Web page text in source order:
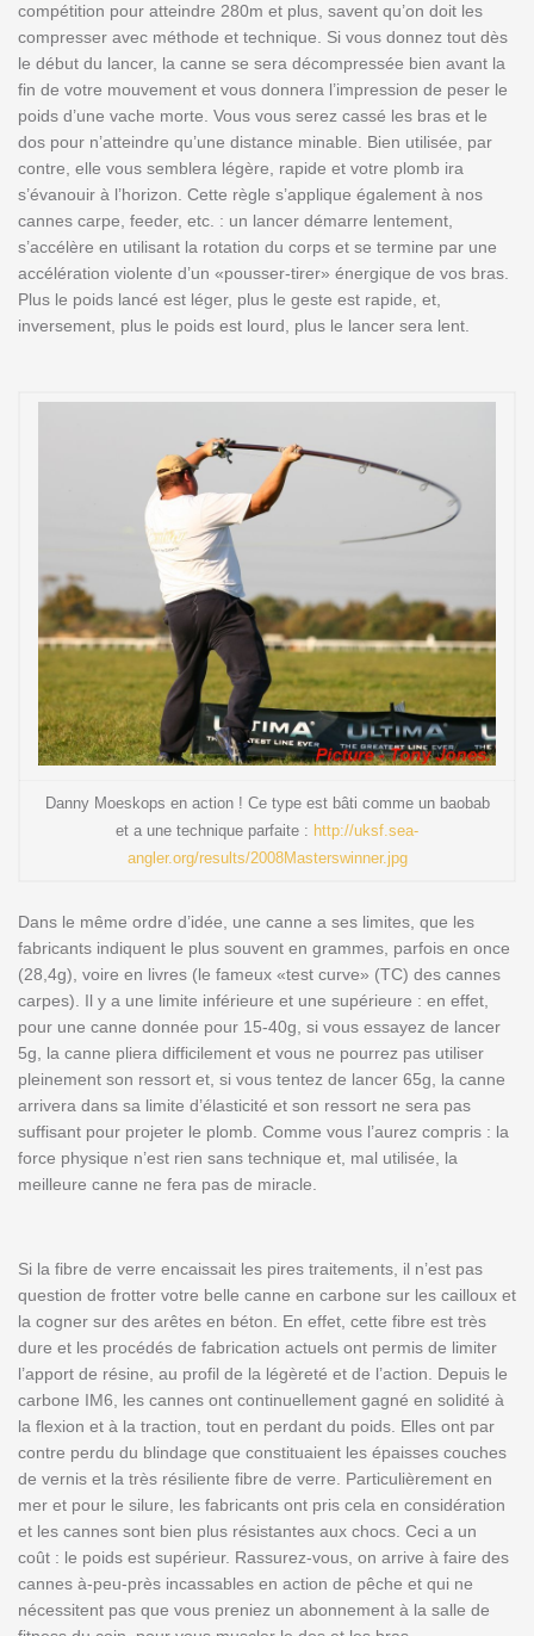
compétition pour atteindre 280m et plus, savent qu’on doit les
compresser avec méthode et technique. Si vous donnez tout dès
le début du lancer, la canne se sera décompressée bien avant la
fin de votre mouvement et vous donnera l’impression de peser le
poids d’une vache morte. Vous vous serez cassé les bras et le
dos pour n’atteindre qu’une distance minable. Bien utilisée, par
contre, elle vous semblera légère, rapide et votre plomb ira
s’évanouir à l’horizon. Cette règle s’applique également à nos
cannes carpe, feeder, etc. : un lancer démarre lentement,
s’accélère en utilisant la rotation du corps et se termine par une
accélération violente d’un «pousser-tirer» énergique de vos bras.
Plus le poids lancé est léger, plus le geste est rapide, et,
inversement, plus le poids est lourd, plus le lancer sera lent.
Danny Moeskops en action ! Ce type est bâti comme un baobab
et a une technique parfaite : http://uksf.sea-
angler.org/results/2008Masterswinner.jpg
Dans le même ordre d’idée, une canne a ses limites, que les
fabricants indiquent le plus souvent en grammes, parfois en once
(28,4g), voire en livres (le fameux «test curve» (TC) des cannes
carpes). Il y a une limite inférieure et une supérieure : en effet,
pour une canne donnée pour 15-40g, si vous essayez de lancer
5g, la canne pliera difficilement et vous ne pourrez pas utiliser
pleinement son ressort et, si vous tentez de lancer 65g, la canne
arrivera dans sa limite d’élasticité et son ressort ne sera pas
suffisant pour projeter le plomb. Comme vous l’aurez compris : la
force physique n’est rien sans technique et, mal utilisée, la
meilleure canne ne fera pas de miracle.
Si la fibre de verre encaissait les pires traitements, il n’est pas
question de frotter votre belle canne en carbone sur les cailloux et
la cogner sur des arêtes en béton. En effet, cette fibre est très
dure et les procédés de fabrication actuels ont permis de limiter
l’apport de résine, au profil de la légèreté et de l’action. Depuis le
carbone IM6, les cannes ont continuellement gagné en solidité à
la flexion et à la traction, tout en perdant du poids. Elles ont par
contre perdu du blindage que constituaient les épaisses couches
de vernis et la très résiliente fibre de verre. Particulièrement en
mer et pour le silure, les fabricants ont pris cela en considération
et les cannes sont bien plus résistantes aux chocs. Ceci a un
coût : le poids est supérieur. Rassurez-vous, on arrive à faire des
cannes à-peu-près incassables en action de pêche et qui ne
nécessitent pas que vous preniez un abonnement à la salle de